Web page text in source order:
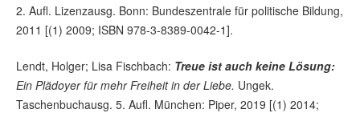
2. Aufl. Lizenzausg. Bonn: Bundeszentrale für politische Bildung,
2011 [(1) 2009; ISBN 978-3-8389-0042-1].
Lendt, Holger; Lisa Fischbach: Treue ist auch keine Lösung:
Ein Plädoyer für mehr Freiheit in der Liebe. Ungek.
Taschenbuchausg. 5. Aufl. München: Piper, 2019 [(1) 2014;